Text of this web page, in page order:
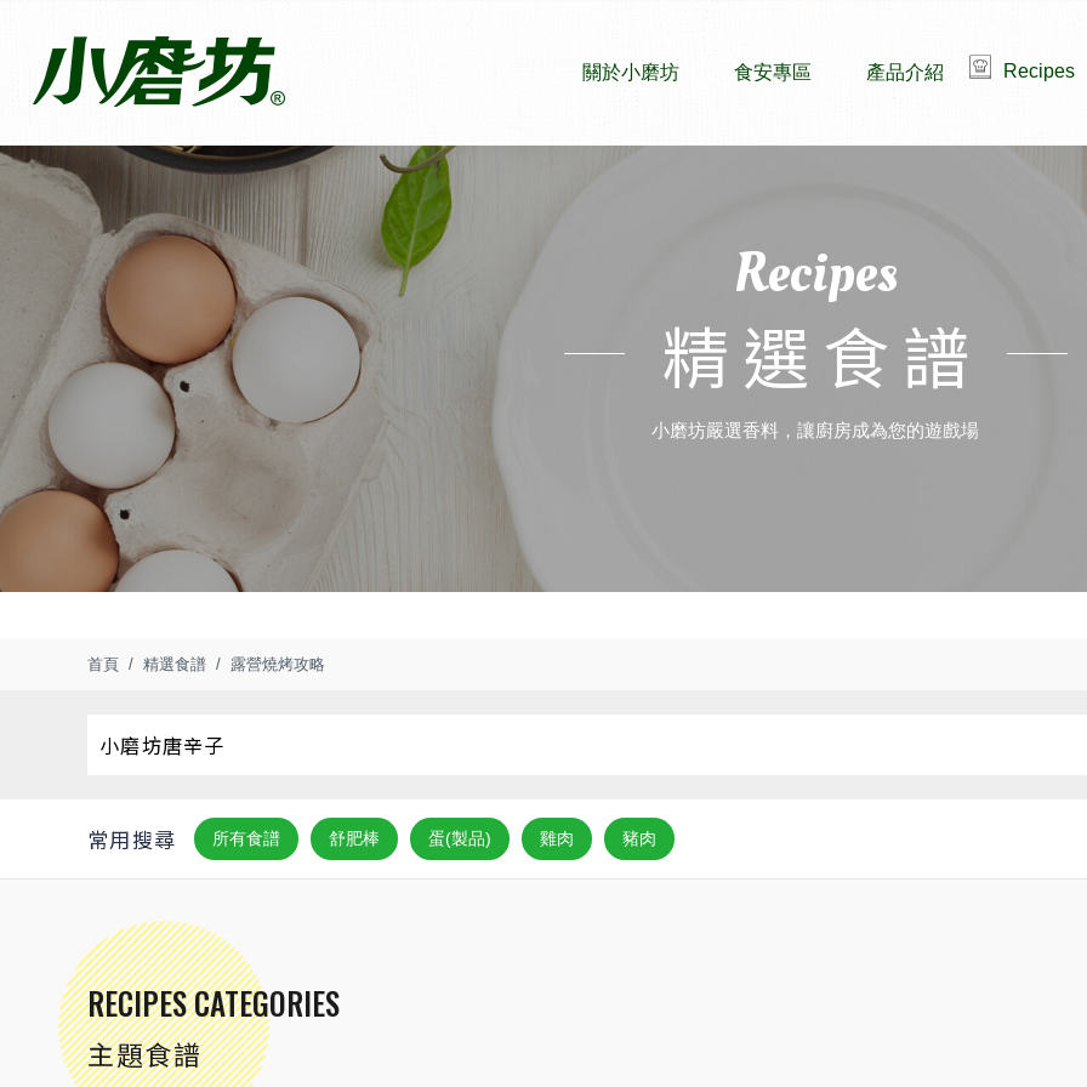
關於小磨坊 食安專區 產品介紹 Recipes
Recipes
精選食譜
小磨坊嚴選香料，讓廚房成為您的遊戲場
首頁 精選食譜 露營燒烤攻略
常用搜尋 所有食譜 舒肥棒 蛋(製品) 雞肉 豬肉
RECIPES CATEGORIES
主題食譜